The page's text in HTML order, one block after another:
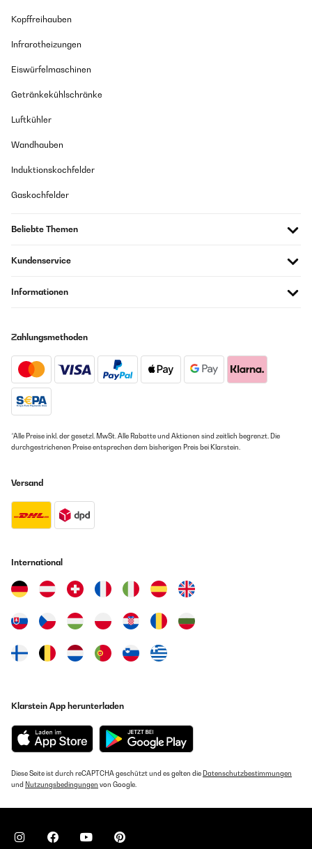
Kopffreihauben
Infrarotheizungen
Eiswürfelmaschinen
Getränkekühlschränke
Luftkühler
Wandhauben
Induktionskochfelder
Gaskochfelder
Beliebte Themen
Kundenservice
Informationen
Zahlungsmethoden
*Alle Preise inkl. der gesetzl. MwSt. Alle Rabatte und Aktionen sind zeitlich begrenzt. Die
durchgestrichenen Preise entsprechen dem bisherigen Preis bei Klarstein.
Versand
International
Klarstein App herunterladen
Diese Seite ist durch reCAPTCHA geschützt und es gelten die Datenschutzbestimmungen
und Nutzungsbedingungen von Google.